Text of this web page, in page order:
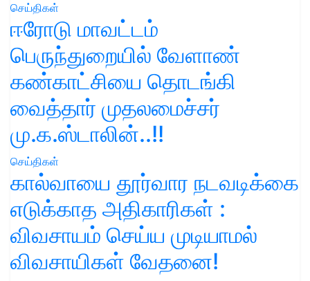
செய்திகள்
ஈரோடு மாவட்டம்
பெருந்துறையில் வேளாண்
கண்காட்சியை தொடங்கி
வைத்தார் முதலமைச்சர்
மு.க.ஸ்டாலின்..!!
செய்திகள்
கால்வாயை தூர்வார நடவடிக்கை
எடுக்காத அதிகாரிகள் :
விவசாயம் செய்ய முடியாமல்
விவசாயிகள் வேதனை!